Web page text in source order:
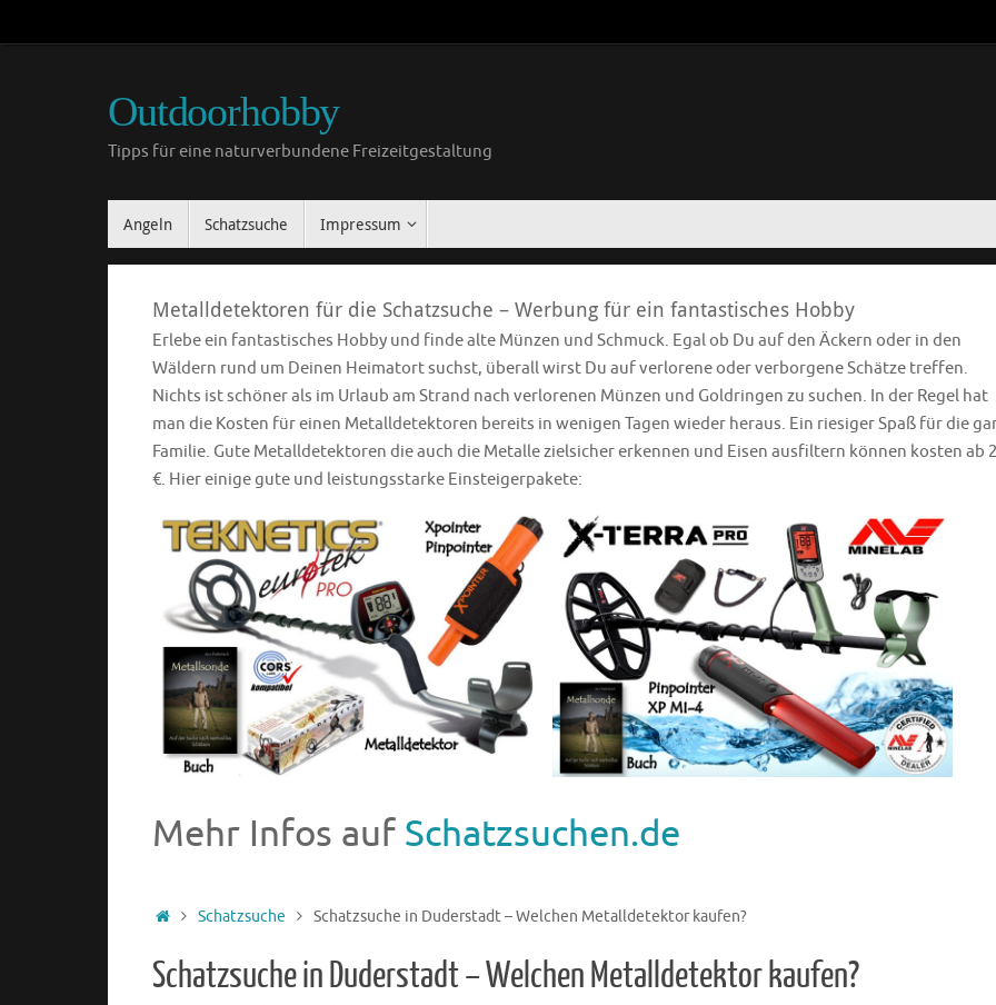
Outdoorhobby
Tipps für eine naturverbundene Freizeitgestaltung
Angeln Schatzsuche Impressum
Metalldetektoren für die Schatzsuche – Werbung für ein fantastisches Hobby
Erlebe ein fantastisches Hobby und finde alte Münzen und Schmuck. Egal ob Du auf den Äckern oder in den
Wäldern rund um Deinen Heimatort suchst, überall wirst Du auf verlorene oder verborgene Schätze treffen.
Nichts ist schöner als im Urlaub am Strand nach verlorenen Münzen und Goldringen zu suchen. In der Regel hat
man die Kosten für einen Metalldetektoren bereits in wenigen Tagen wieder heraus. Ein riesiger Spaß für die
Familie. Gute Metalldetektoren die auch die Metalle zielsicher erkennen und Eisen ausfiltern können kosten ab
€. Hier einige gute und leistungsstarke Einsteigerpakete:
Mehr Infos auf Schatzsuchen.de
Schatzsuche Schatzsuche in Duderstadt – Welchen Metalldetektor kaufen?
Schatzsuche in Duderstadt – Welchen Metalldetektor kaufen?